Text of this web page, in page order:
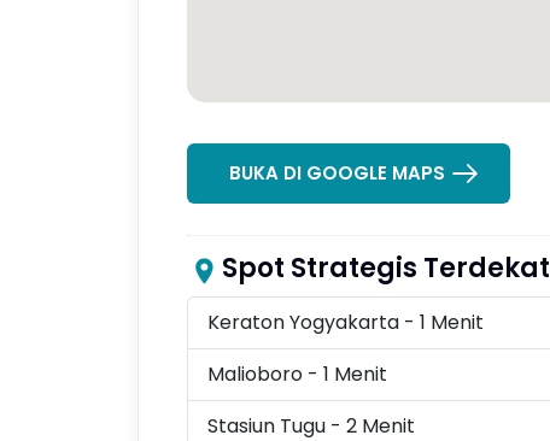
BUKA DI GOOGLE MAPS
Spot Strategis Terdekat
Keraton Yogyakarta - 1 Menit
Malioboro - 1 Menit
Stasiun Tugu - 2 Menit